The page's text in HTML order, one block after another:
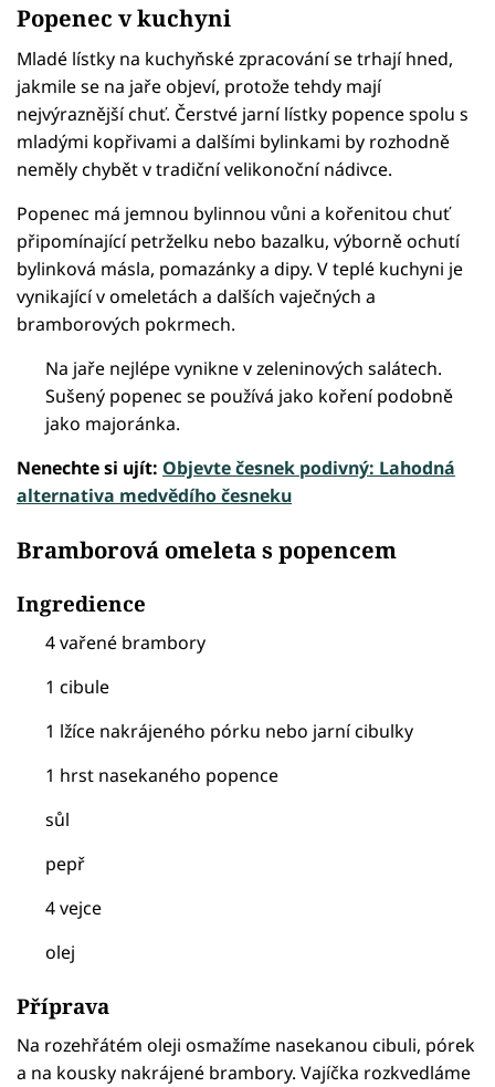
Popenec v kuchyni
Mladé lístky na kuchyňské zpracování se trhají hned,
jakmile se na jaře objeví, protože tehdy mají
nejvýraznější chuť. Čerstvé jarní lístky popence spolu s
mladými kopřivami a dalšími bylinkami by rozhodně
neměly chybět v tradiční velikonoční nádivce.
Popenec má jemnou bylinnou vůni a kořenitou chuť
připomínající petrželku nebo bazalku, výborně ochutí
bylinková másla, pomazánky a dipy. V teplé kuchyni je
vynikající v omeletách a dalších vaječných a
bramborových pokrmech.
Na jaře nejlépe vynikne v zeleninových salátech.
Sušený popenec se používá jako koření podobně
jako majoránka.
Nenechte si ujít: Objevte česnek podivný: Lahodná
alternativa medvědího česneku
Bramborová omeleta s popencem
Ingredience
4 vařené brambory
1 cibule
1 lžíce nakrájeného pórku nebo jarní cibulky
1 hrst nasekaného popence
sůl
pepř
4 vejce
olej
Příprava
Na rozehřátém oleji osmažíme nasekanou cibuli, pórek
a na kousky nakrájené brambory. Vajíčka rozkvedláme